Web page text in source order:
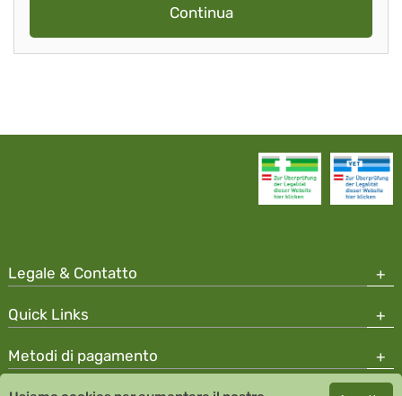
Continua
Legale & Contatto
Quick Links
Metodi di pagamento